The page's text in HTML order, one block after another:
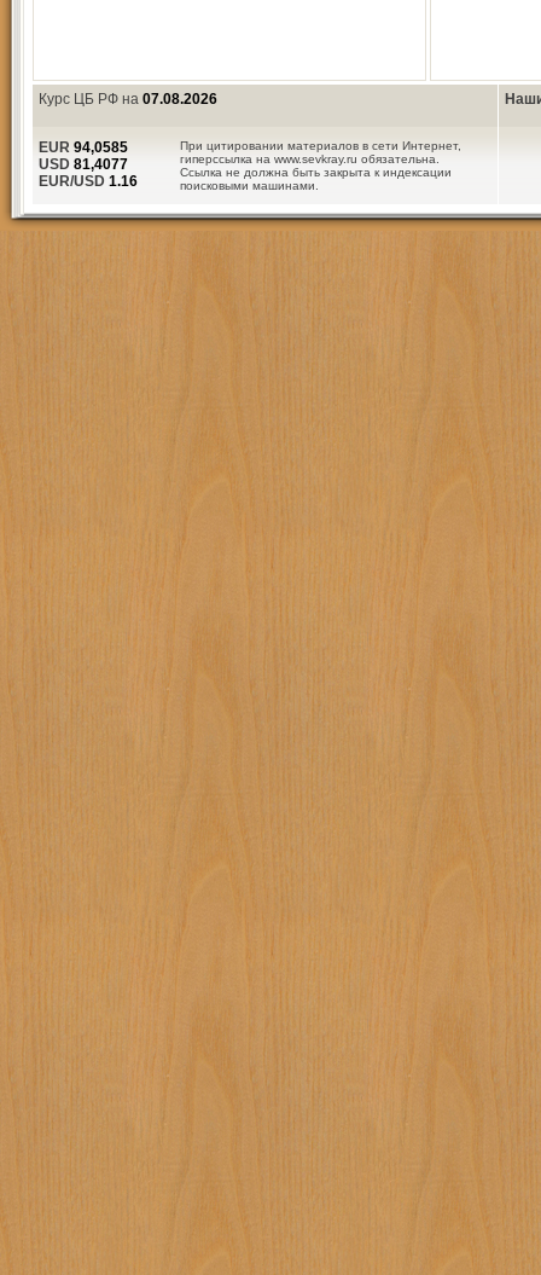
Курс ЦБ РФ на 07.08.2026
При цитировании материалов в сети Интернет,
гиперссылка на www.sevkray.ru обязательна.
Ссылка не должна быть закрыта к индексации
поисковыми машинами.
EUR 94,0585
USD 81,4077
EUR/USD 1.16